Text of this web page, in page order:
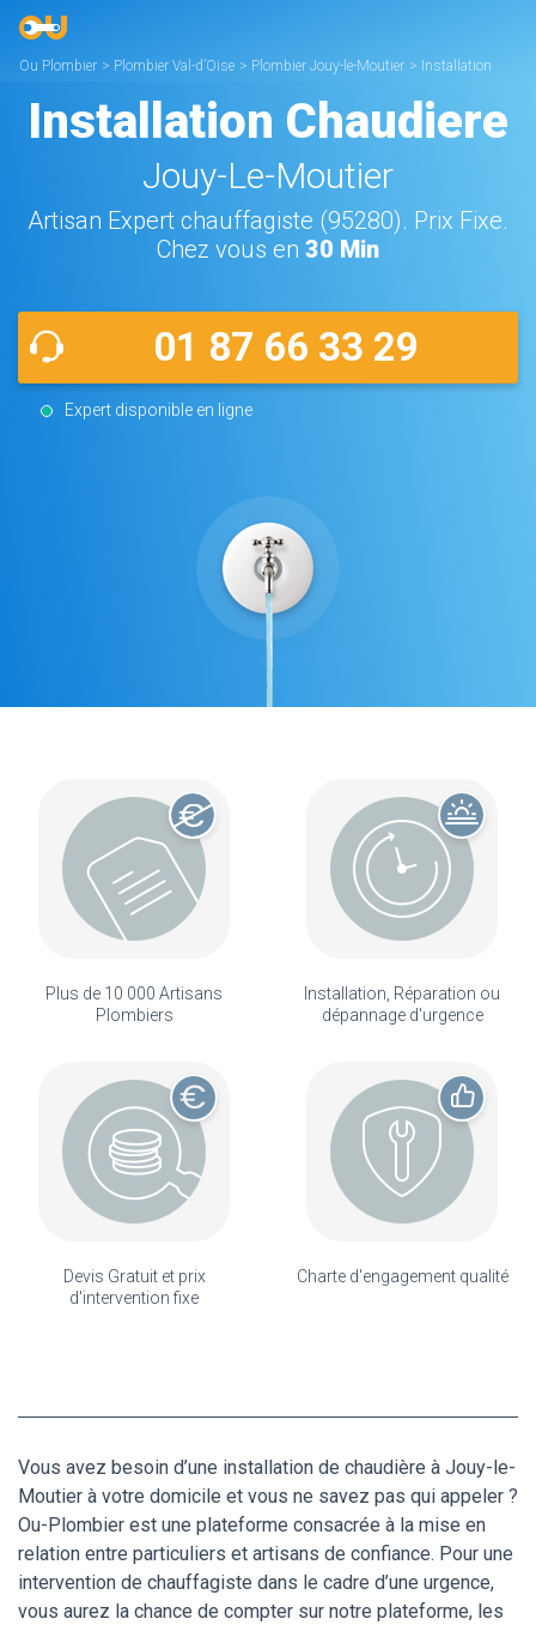
Ou Plombier > Plombier Val-d’Oise > Plombier Jouy-le-Moutier > Installation
Installation Chaudiere
Jouy-Le-Moutier
Artisan Expert chauffagiste (95280). Prix Fixe.
Chez vous en 30 Min
01 87 66 33 29
Expert disponible en ligne
Plus de 10 000 Artisans
Plombiers
Installation, Réparation ou
dépannage d'urgence
Devis Gratuit et prix
d'intervention fixe
Charte d'engagement qualité
Vous avez besoin d’une installation de chaudière à Jouy-le-
Moutier à votre domicile et vous ne savez pas qui appeler ?
Ou-Plombier est une plateforme consacrée à la mise en
relation entre particuliers et artisans de confiance. Pour une
intervention de chauffagiste dans le cadre d’une urgence,
vous aurez la chance de compter sur notre plateforme, les